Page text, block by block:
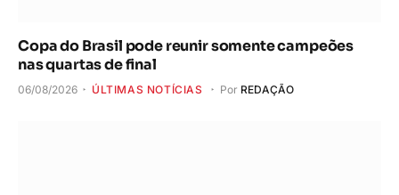
Copa do Brasil pode reunir somente campeões
nas quartas de final
06/08/2026 ÚLTIMAS NOTÍCIAS Por REDAÇÃO